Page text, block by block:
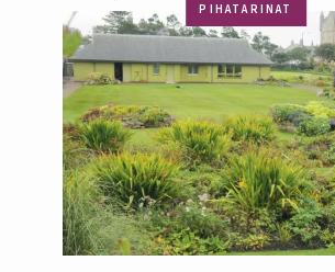
PIHATARINAT